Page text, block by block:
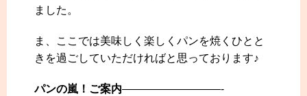
ました。
ま、ここでは美味しく楽しくパンを焼くひとと
きを過ごしていただければと思っております♪
パンの嵐！ご案内—————————-